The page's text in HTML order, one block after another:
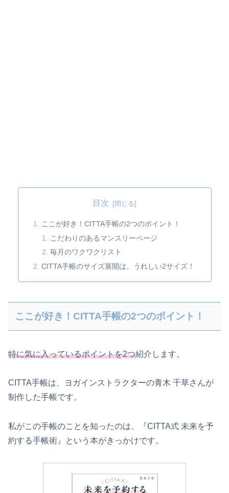
目次
ここが好き！CITTA手帳の2つのポイント！
こだわりのあるマンスリーページ
毎月のワクワクリスト
CITTA手帳のサイズ展開は、うれしい2サイズ！
ここが好き！CITTA手帳の2つのポイント！
特に気に入っているポイントを2つ紹介します。
CITTA手帳は、ヨガインストラクターの青木 千草さんが
制作した手帳です。
私がこの手帳のことを知ったのは、『CITTA式 未来を予
約する手帳術』という本がきっかけです。